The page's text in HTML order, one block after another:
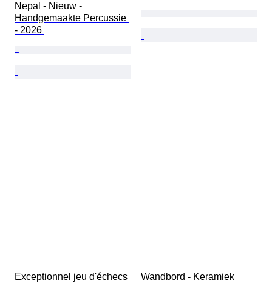
Nepal - Nieuw -
Handgemaakte Percussie
- 2026
Exceptionnel jeu d'échecs
Wandbord - Keramiek